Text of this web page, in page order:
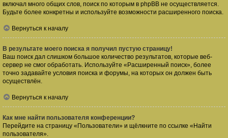
включал много общих слов, поиск по которым в phpBB не осуществляется.
Будьте более конкретны и используйте возможности расширенного поиска.
Вернуться к началу
В результате моего поиска я получил пустую страницу!
Ваш поиск дал слишком большое количество результатов, которые веб-
сервер не смог обработать. Используйте «Расширенный поиск», более
точно задавайте условия поиска и форумы, на которых он должен быть
осуществлён.
Вернуться к началу
Как мне найти пользователя конференции?
Перейдите на страницу «Пользователи» и щёлкните по ссылке «Найти
пользователя».